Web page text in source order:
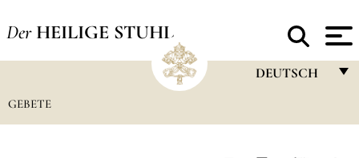
Der HEILIGE STUHL
DEUTSCH
GEBETE